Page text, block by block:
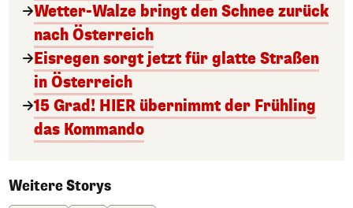
Wetter-Walze bringt den Schnee zurück
nach Österreich
Eisregen sorgt jetzt für glatte Straßen
in Österreich
15 Grad! HIER übernimmt der Frühling
das Kommando
Weitere Storys